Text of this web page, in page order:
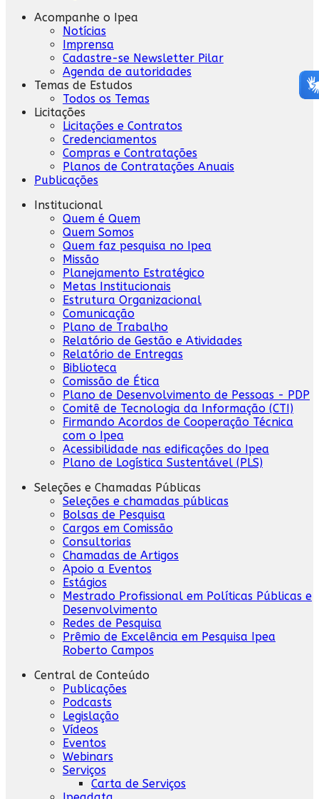
Acompanhe o Ipea
Notícias
Imprensa
Cadastre-se Newsletter Pilar
Agenda de autoridades
Temas de Estudos
Todos os Temas
Licitações
Licitações e Contratos
Credenciamentos
Compras e Contratações
Planos de Contratações Anuais
Publicações
Institucional
Quem é Quem
Quem Somos
Quem faz pesquisa no Ipea
Missão
Planejamento Estratégico
Metas Institucionais
Estrutura Organizacional
Comunicação
Plano de Trabalho
Relatório de Gestão e Atividades
Relatório de Entregas
Biblioteca
Comissão de Ética
Plano de Desenvolvimento de Pessoas - PDP
Comitê de Tecnologia da Informação (CTI)
Firmando Acordos de Cooperação Técnica
com o Ipea
Acessibilidade nas edificações do Ipea
Plano de Logística Sustentável (PLS)
Seleções e Chamadas Públicas
Seleções e chamadas públicas
Bolsas de Pesquisa
Cargos em Comissão
Consultorias
Chamadas de Artigos
Apoio a Eventos
Estágios
Mestrado Profissional em Políticas Públicas e
Desenvolvimento
Redes de Pesquisa
Prêmio de Excelência em Pesquisa Ipea
Roberto Campos
Central de Conteúdo
Publicações
Podcasts
Legislação
Vídeos
Eventos
Webinars
Serviços
Carta de Serviços